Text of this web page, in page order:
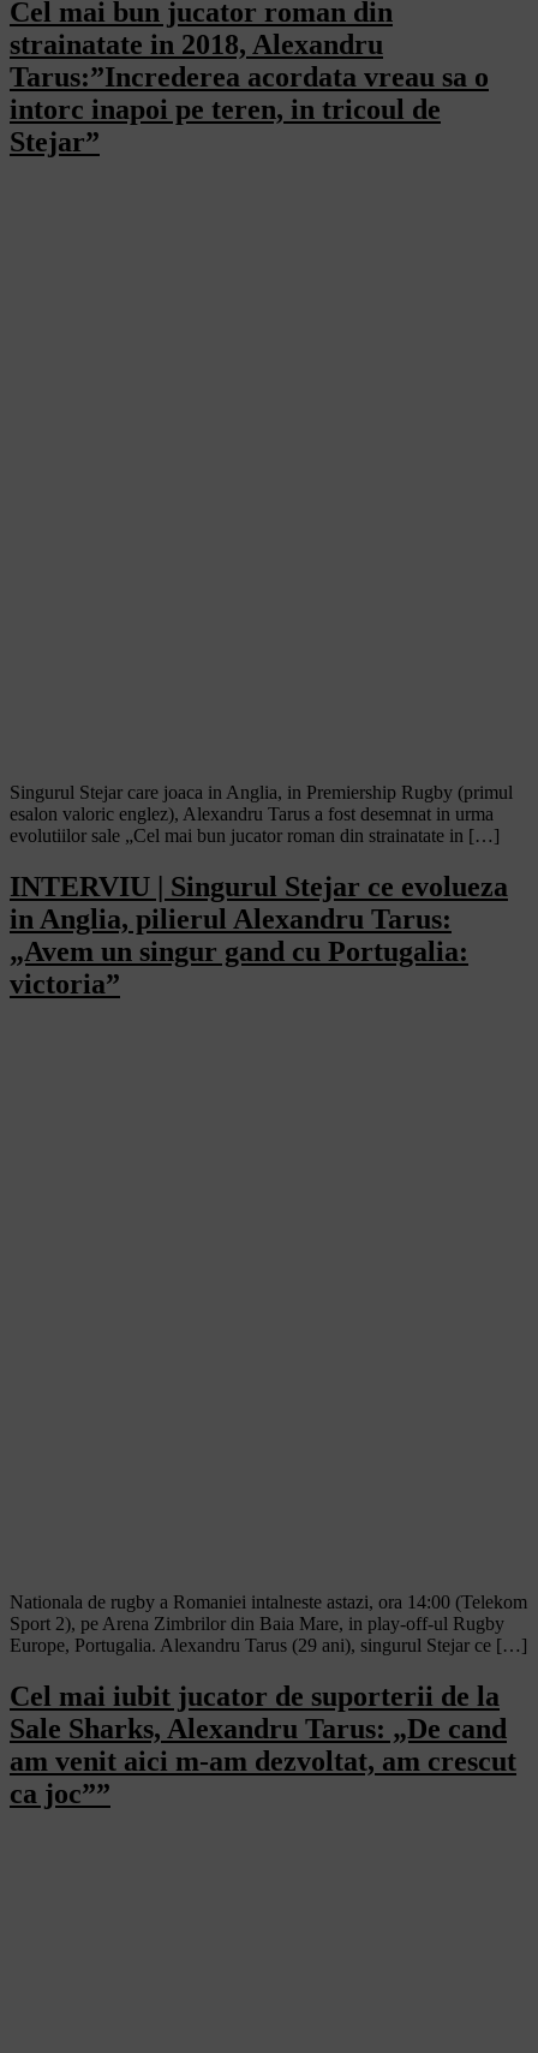
Cel mai bun jucator roman din
strainatate in 2018, Alexandru
Tarus:”Increderea acordata vreau sa o
intorc inapoi pe teren, in tricoul de
Stejar”
Singurul Stejar care joaca in Anglia, in Premiership Rugby (primul
esalon valoric englez), Alexandru Tarus a fost desemnat in urma
evolutiilor sale „Cel mai bun jucator roman din strainatate in […]
INTERVIU | Singurul Stejar ce evolueza
in Anglia, pilierul Alexandru Tarus:
„Avem un singur gand cu Portugalia:
victoria”
Nationala de rugby a Romaniei intalneste astazi, ora 14:00 (Telekom
Sport 2), pe Arena Zimbrilor din Baia Mare, in play-off-ul Rugby
Europe, Portugalia. Alexandru Tarus (29 ani), singurul Stejar ce […]
Cel mai iubit jucator de suporterii de la
Sale Sharks, Alexandru Tarus: „De cand
am venit aici m-am dezvoltat, am crescut
ca joc””